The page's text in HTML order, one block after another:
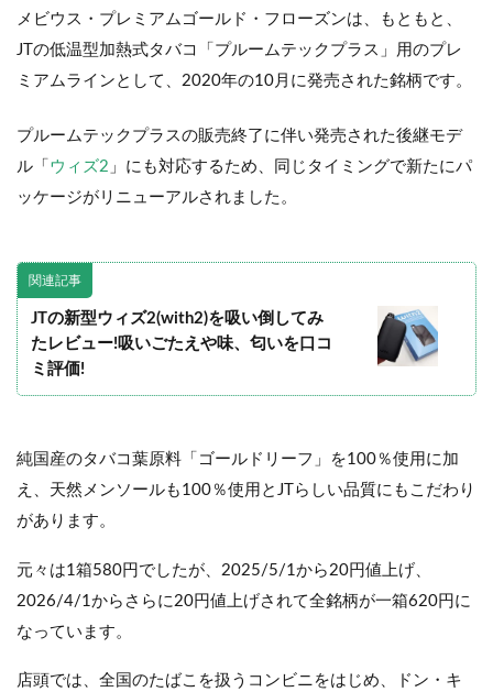
メビウス・プレミアムゴールド・フローズンは、もともと、
JTの低温型加熱式タバコ「プルームテックプラス」用のプレ
ミアムラインとして、2020年の10月に発売された銘柄です。
プルームテックプラスの販売終了に伴い発売された後継モデ
ル「 ウィズ2 」にも対応するため、同じタイミングで新たにパ
ッケージがリニューアルされました。
関連記事
JTの新型ウィズ2(with2)を吸い倒してみ
たレビュー!吸いごたえや味、匂いを口コ
ミ評価!
純国産のタバコ葉原料「ゴールドリーフ」を100％使用に加
え、天然メンソールも100％使用とJTらしい品質にもこだわり
があります。
元々は1箱580円でしたが、2025/5/1から20円値上げ、
2026/4/1からさらに20円値上げされて全銘柄が一箱620円に
なっています。
店頭では、全国のたばこを扱うコンビニをはじめ、ドン・キ